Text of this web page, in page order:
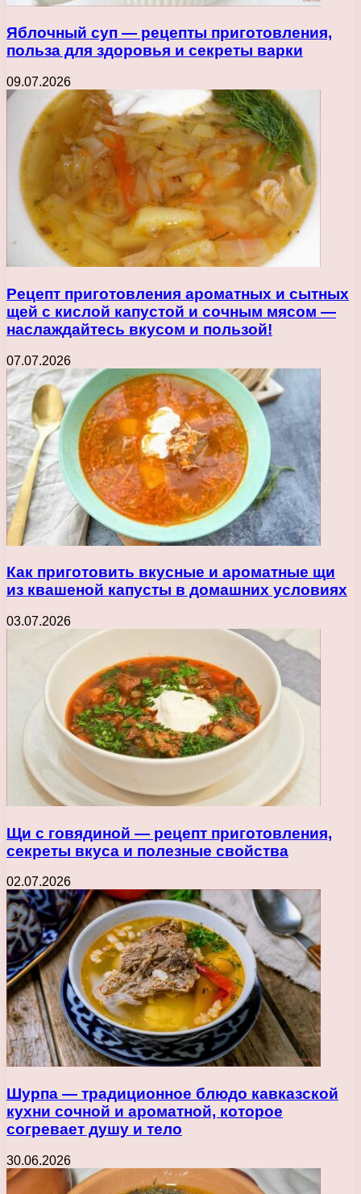
Яблочный суп — рецепты приготовления,
польза для здоровья и секреты варки
09.07.2026
Рецепт приготовления ароматных и сытных
щей с кислой капустой и сочным мясом —
наслаждайтесь вкусом и пользой!
07.07.2026
Как приготовить вкусные и ароматные щи
из квашеной капусты в домашних условиях
03.07.2026
Щи с говядиной — рецепт приготовления,
секреты вкуса и полезные свойства
02.07.2026
Шурпа — традиционное блюдо кавказской
кухни сочной и ароматной, которое
согревает душу и тело
30.06.2026